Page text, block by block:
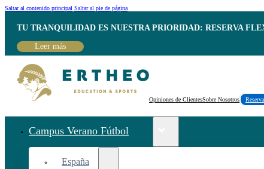
Saltar al contenido principal Saltar al pie de página
TU TRANQUILIDAD ES NUESTRA PRIORIDAD: RESERVA
Leer más
Opiniones de ClientesSobre Nosotros
Campus Verano Fútbol
España